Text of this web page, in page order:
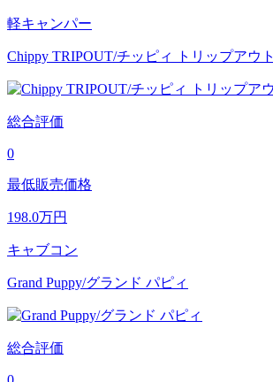
軽キャンパー
Chippy TRIPOUT/チッピィ トリップアウト
総合評価
0
最低販売価格
198.0万円
キャブコン
Grand Puppy/グランド パピィ
総合評価